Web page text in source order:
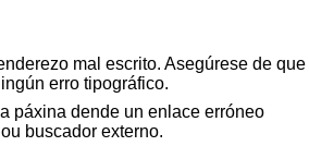
mal escrito. Asegúrese de que
erro tipográfico.
páxina dende un enlace erróneo
buscador externo.